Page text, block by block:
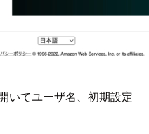
いてユーザ名、初期設定